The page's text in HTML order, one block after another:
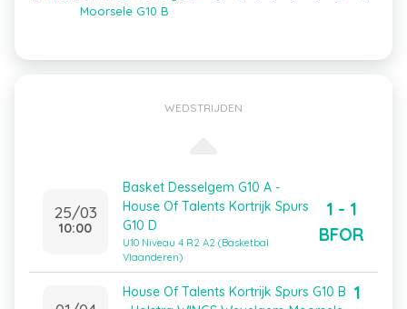
Moorsele G10 B
WEDSTRIJDEN
25/03
10:00
Basket Desselgem G10 A -
House Of Talents Kortrijk Spurs
G10 D
U10 Niveau 4 R2 A2 (Basketbal
Vlaanderen)
1 - 1
BFOR
House Of Talents Kortrijk Spurs G10 B 1